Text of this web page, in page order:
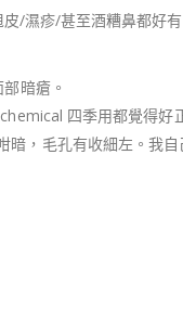
/濕疹/甚至酒糟鼻都好
暗瘡。
四季用都覺得好
，毛孔有收細左。我